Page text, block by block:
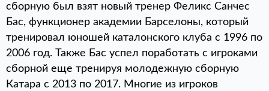
сборную был взят новый тренер Феликс Санчес
Бас, функционер академии Барселоны, который
тренировал юношей каталонского клуба с 1996 по
2006 год. Также Бас успел поработать с игроками
сборной еще тренируя молодежную сборную
Катара с 2013 по 2017. Многие из игроков